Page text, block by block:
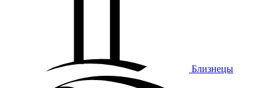
Близнецы